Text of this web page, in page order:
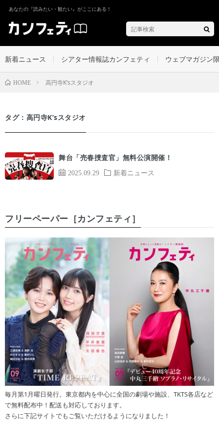
あなたの『読みたい・観たい』がここにある！
新着ニュース シアター情報誌カンフェティ ウェブマガジン
HOME 高円寺K’sスタジオ
タグ：高円寺K’sスタジオ
2025.09.29 新着ニュース
舞台「売春捜査官」無料公演開催！
フリーペーパー［カンフェティ］
毎月第1月曜日発行。東京都内を中心に全国の劇場や施設、TKTS各店など
で無料配布中！配送も対応しております。
さらに下記サイトでもご覧いただけるようになりました！